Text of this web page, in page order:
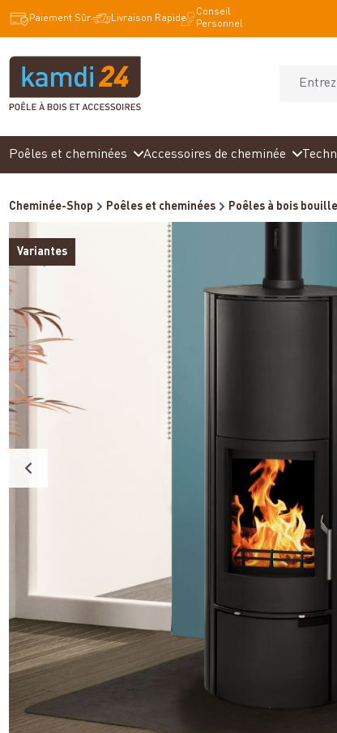
Passer à la navigation principale
Paiement Sûr Livraison Rapide
Conseil
Personnel
Poêles et cheminées Accessoires de cheminée
Cheminée-Shop Poêles et cheminées Poêles à bois
Variantes